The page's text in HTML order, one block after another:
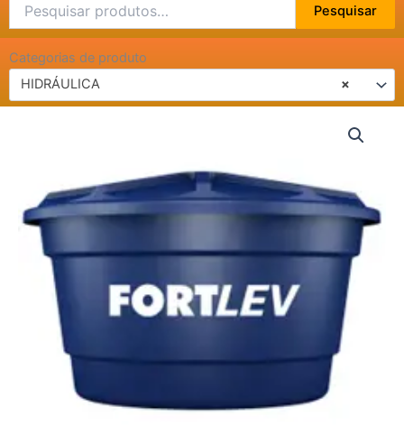
por:
Pesquisar
Categorias de produto
×
HIDRÁULICA
VALORES
NA
DESCRIÇÃO
quantidade